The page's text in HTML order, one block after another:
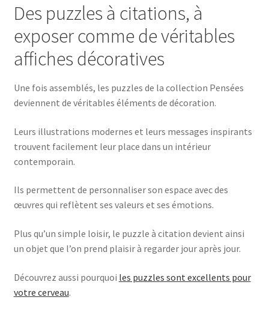
Des puzzles à citations, à
exposer comme de véritables
affiches décoratives
Une fois assemblés, les puzzles de la collection Pensées
deviennent de véritables éléments de décoration.
Leurs illustrations modernes et leurs messages inspirants
trouvent facilement leur place dans un intérieur
contemporain.
Ils permettent de personnaliser son espace avec des
œuvres qui reflètent ses valeurs et ses émotions.
Plus qu’un simple loisir, le puzzle à citation devient ainsi
un objet que l’on prend plaisir à regarder jour après jour.
Découvrez aussi pourquoi les puzzles sont excellents pour
votre cerveau.